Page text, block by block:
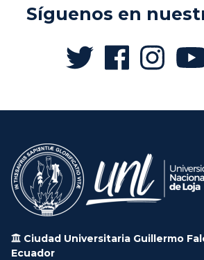
Síguenos en
Ciudad Universitaria Guillermo
Ecuador